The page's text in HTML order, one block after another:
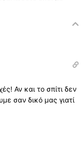
Αν και το σπίτι δεν
σαν δικό μας γιατί